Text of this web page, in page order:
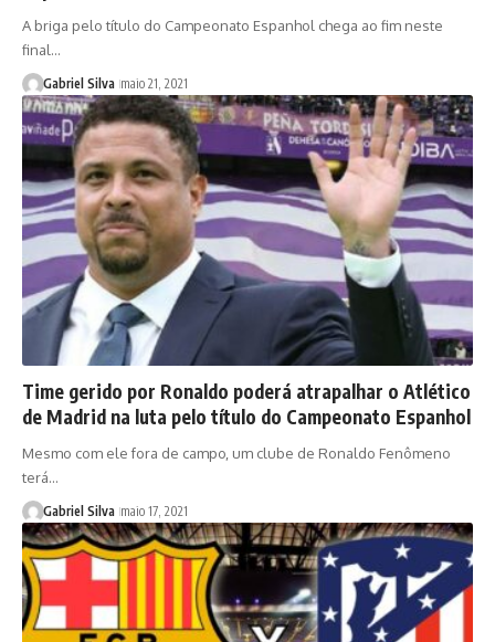
A briga pelo título do Campeonato Espanhol chega ao fim neste
final…
Gabriel Silva maio 21, 2021
Time gerido por Ronaldo poderá atrapalhar o Atlético
de Madrid na luta pelo título do Campeonato Espanhol
Mesmo com ele fora de campo, um clube de Ronaldo Fenômeno
terá…
Gabriel Silva maio 17, 2021